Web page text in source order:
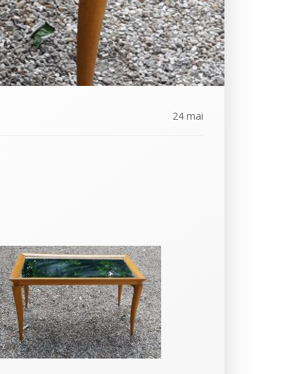
24 mai